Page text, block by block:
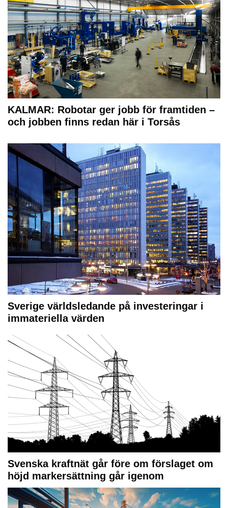
KALMAR: Robotar ger jobb för framtiden –
och jobben finns redan här i Torsås
Sverige världsledande på investeringar i
immateriella värden
Svenska kraftnät går före om förslaget om
höjd markersättning går igenom